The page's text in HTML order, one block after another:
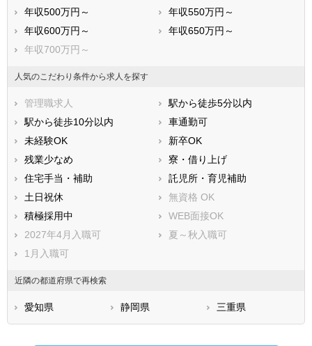
年収500万円～
年収550万円～
年収600万円～
年収650万円～
年収700万円～
人気のこだわり条件から求人を探す
管理職求人
駅から徒歩5分以内
駅から徒歩10分以内
車通勤可
未経験OK
新卒OK
残業少なめ
寮・借り上げ
住宅手当・補助
託児所・育児補助
土日祝休
無資格 OK
積極採用中
WEB面接OK
2027年4月入職可
夏～秋入職可
1月入職可
近隣の都道府県で再検索
愛知県 静岡県 三重県